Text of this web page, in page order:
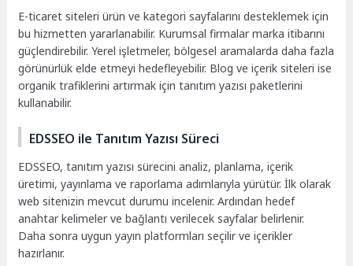
E-ticaret siteleri ürün ve kategori sayfalarını desteklemek için
bu hizmetten yararlanabilir. Kurumsal firmalar marka itibarını
güçlendirebilir. Yerel işletmeler, bölgesel aramalarda daha fazla
görünürlük elde etmeyi hedefleyebilir. Blog ve içerik siteleri ise
organik trafiklerini artırmak için tanıtım yazısı paketlerini
kullanabilir.
EDSSEO ile Tanıtım Yazısı Süreci
EDSSEO, tanıtım yazısı sürecini analiz, planlama, içerik
üretimi, yayınlama ve raporlama adımlarıyla yürütür. İlk olarak
web sitenizin mevcut durumu incelenir. Ardından hedef
anahtar kelimeler ve bağlantı verilecek sayfalar belirlenir.
Daha sonra uygun yayın platformları seçilir ve içerikler
hazırlanır.